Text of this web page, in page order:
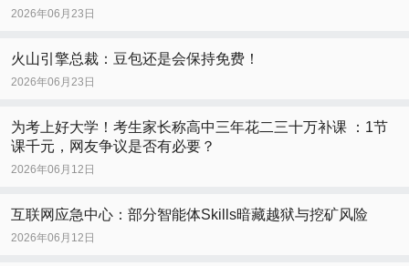
2026年06月23日
火山引擎总裁：豆包还是会保持免费！
2026年06月23日
为考上好大学！考生家长称高中三年花二三十万补课 ：1节
课千元，网友争议是否有必要？
2026年06月12日
互联网应急中心：部分智能体Skills暗藏越狱与挖矿风险
2026年06月12日